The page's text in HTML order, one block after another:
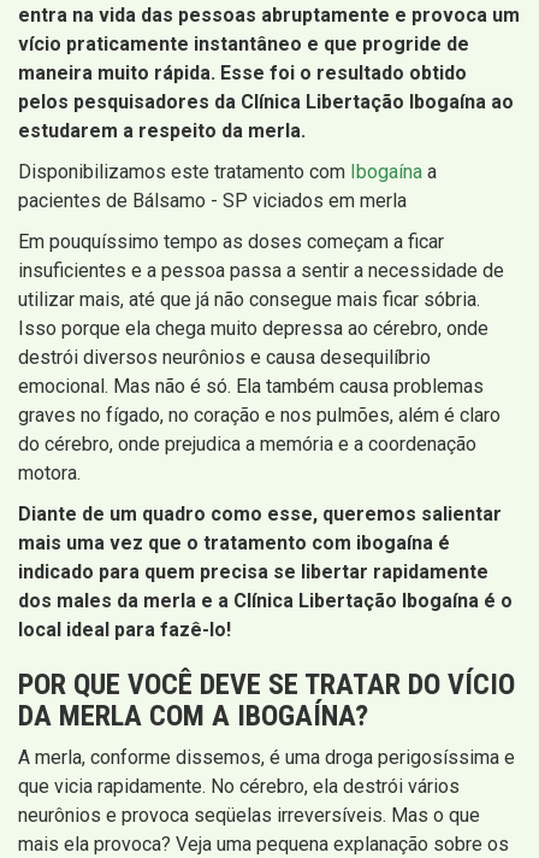
entra na vida das pessoas abruptamente e provoca um
vício praticamente instantâneo e que progride de
maneira muito rápida. Esse foi o resultado obtido
pelos pesquisadores da Clínica Libertação Ibogaína ao
estudarem a respeito da merla.
Disponibilizamos este tratamento com Ibogaína a
pacientes de Bálsamo - SP viciados em merla
Em pouquíssimo tempo as doses começam a ficar
insuficientes e a pessoa passa a sentir a necessidade de
utilizar mais, até que já não consegue mais ficar sóbria.
Isso porque ela chega muito depressa ao cérebro, onde
destrói diversos neurônios e causa desequilíbrio
emocional. Mas não é só. Ela também causa problemas
graves no fígado, no coração e nos pulmões, além é claro
do cérebro, onde prejudica a memória e a coordenação
motora.
Diante de um quadro como esse, queremos salientar
mais uma vez que o tratamento com ibogaína é
indicado para quem precisa se libertar rapidamente
dos males da merla e a Clínica Libertação Ibogaína é o
local ideal para fazê-lo!
POR QUE VOCÊ DEVE SE TRATAR DO VÍCIO
DA MERLA COM A IBOGAÍNA?
A merla, conforme dissemos, é uma droga perigosíssima e
que vicia rapidamente. No cérebro, ela destrói vários
neurônios e provoca seqüelas irreversíveis. Mas o que
mais ela provoca? Veja uma pequena explanação sobre os